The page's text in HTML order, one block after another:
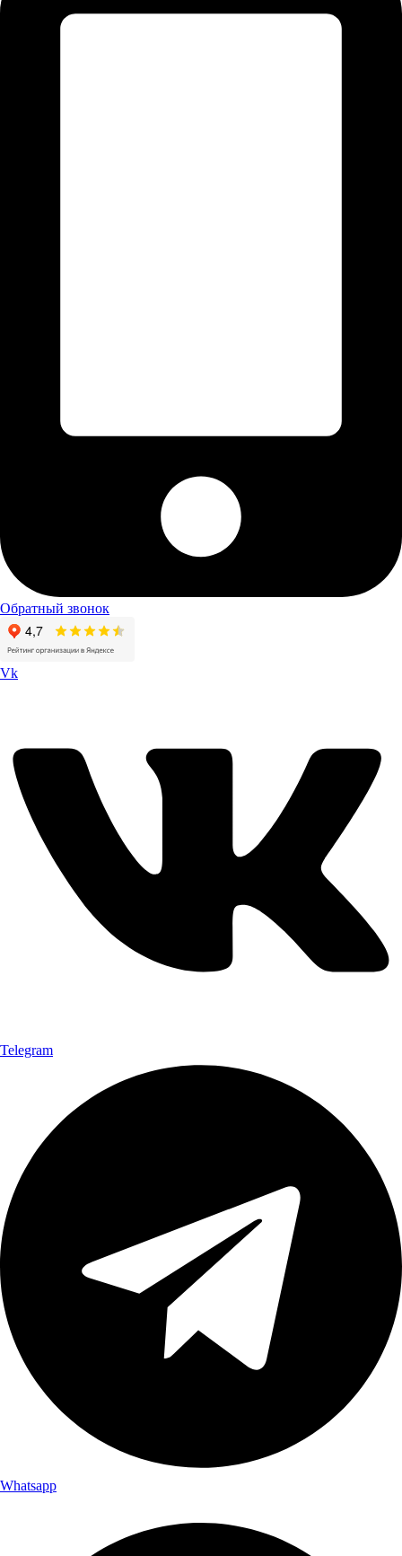
Обратный звонок
Vk
Telegram
Whatsapp